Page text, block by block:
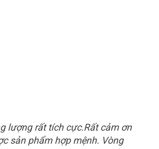
lượng rất tích cực.Rất cảm ơn
sản phẩm hợp mệnh. Vòng